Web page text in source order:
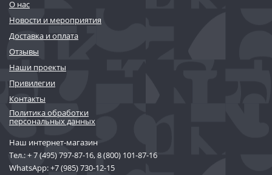
О нас
Новости и мероприятия
Доставка и оплата
Отзывы
Наши проекты
Привилегии
Контакты
Политика обработки
персональных данных
Наш интернет-магазин
Тел.:+ 7 (495) 797-87-16,8 (800) 101-87-16
WhatsApp:+7 (985) 730-12-15